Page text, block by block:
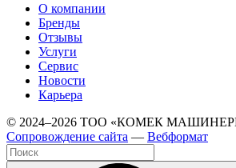
О компании
Бренды
Отзывы
Услуги
Сервис
Новости
Карьера
© 2024–2026 ТОО «КОМЕК МАШИНЕРИ
Cопровождение сайта — Вебформат